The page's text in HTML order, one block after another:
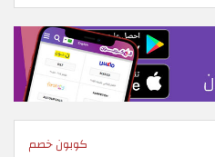
كوبون خصم